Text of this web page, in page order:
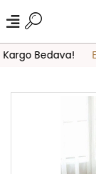
Bedava!